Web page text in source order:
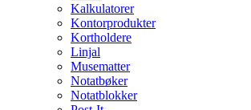
Kalkulatorer
Kontorprodukter
Kortholdere
Linjal
Musematter
Notatbøker
Notatblokker